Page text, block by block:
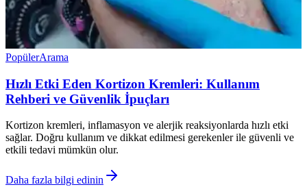
PopülerArama
Hızlı Etki Eden Kortizon Kremleri: Kullanım
Rehberi ve Güvenlik İpuçları
Kortizon kremleri, inflamasyon ve alerjik reaksiyonlarda hızlı etki
sağlar. Doğru kullanım ve dikkat edilmesi gerekenler ile güvenli ve
etkili tedavi mümkün olur.
Daha fazla bilgi edinin